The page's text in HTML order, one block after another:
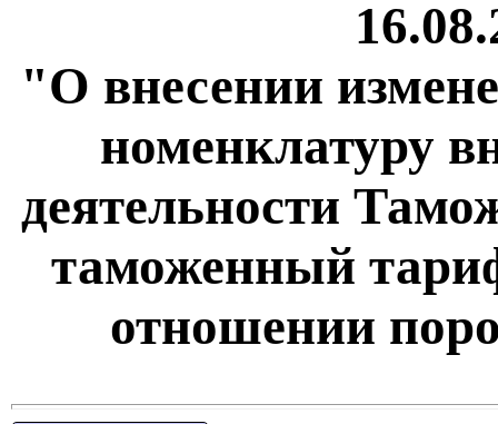
"О внесении
номенклатуру
деятельности
таможенный
отношении